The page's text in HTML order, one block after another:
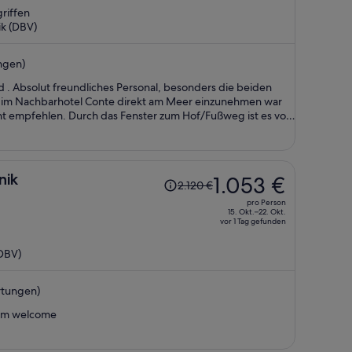
pro
Person
(DBV)
. Absolut freundliches Personal, besonders die beiden
Nachbarhotel Conte direkt am Meer einzunehmen war
Der
Preis2.120 €1.053 €
pro Person
15. Okt.–22. Okt.
vor 1 Tag gefunden
welcome